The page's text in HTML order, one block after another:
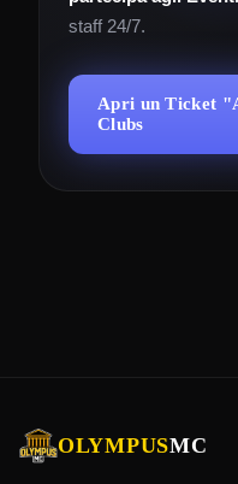
staff 24/7.
Apri un Ticket
Clubs
OLYMPUSMC